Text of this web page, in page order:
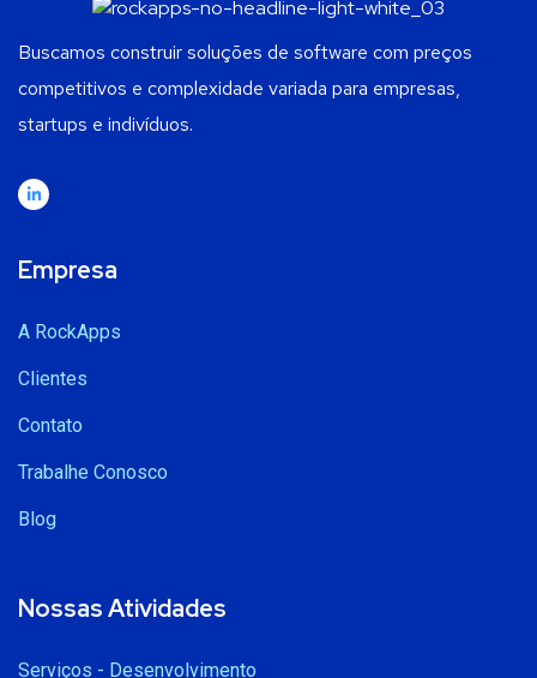
Buscamos construir soluções de software com preços
competitivos e complexidade variada para empresas,
startups e indivíduos.
Empresa
A RockApps
Clientes
Contato
Trabalhe Conosco
Blog
Nossas Atividades
Serviços - Desenvolvimento